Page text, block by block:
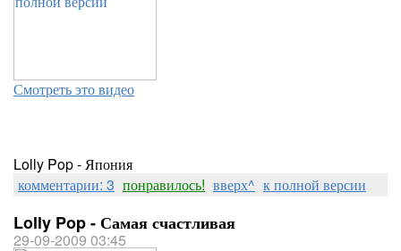
Смотреть это видео
Lolly Pop - Япония
комментарии: 3 понравилось! вверх^ к полной версии
Lolly Pop - Самая счастливая
29-09-2009 03:45